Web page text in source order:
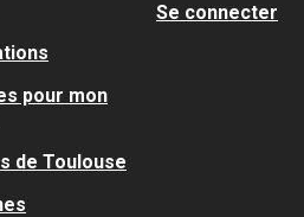
pour mon
de Toulouse
Se connecter